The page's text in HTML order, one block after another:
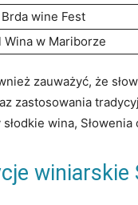
wine Fest
Wina w Mariborze
zauważyć, że
zastosowania
słodkie wina,
winiarskie